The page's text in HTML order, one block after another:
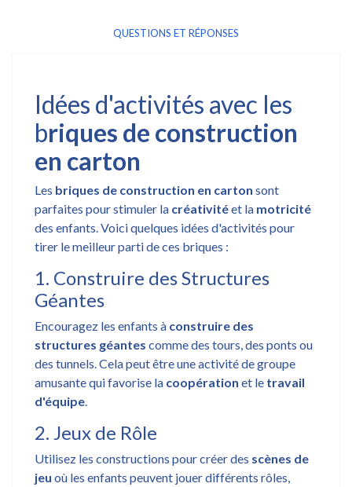
QUESTIONS ET RÉPONSES
Idées d'activités avec les
briques de construction
en carton
Les briques de construction en carton sont
parfaites pour stimuler la créativitéet la motricité
des enfants. Voici quelques idées d'activités pour
tirer le meilleur parti de ces briques :
1. Construire des Structures
Géantes
Encouragez les enfants à construire des
structures géantes comme des tours, des ponts ou
des tunnels. Cela peut être une activité de groupe
amusante qui favorise la coopération et le travail
d'équipe.
2. Jeux de Rôle
Utilisez les constructions pour créer des scènes de
jeu où les enfants peuvent jouer différents rôles,